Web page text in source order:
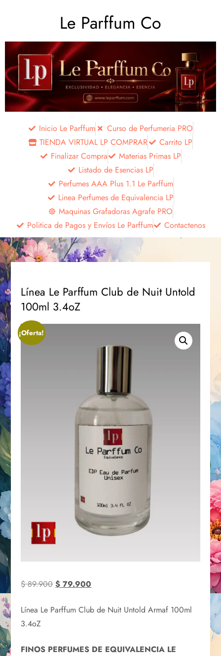
Le Parffum Co
Inicio Le Parffum
Curso de Perfumeria PRO
TIENDA VIRTUAL LP COMPRAR
Carrito LP
Finalizar Compra
Materias Primas LP
Listado de Esencias LP
Perfumes AAA Plus 1.1 Le Parffum
Linea Perfumes de Equivalencia LP
Maquinas Grafadoras Agrafe PRO
Politica de Pagos y Envíos Le Parffum
Contactenos
Línea Le Parffum Club de Nuit Untold
100ml 3.4oZ
¡Oferta!
$89.900 $ 79.900
Línea Le Parffum Club de Nuit Untold Armaf 100ml
3.4oZ
FINOS PERFUMES DE EQUIVALENCIA LE